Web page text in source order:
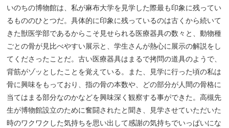
いのちの博物館は、私が麻布大学を見学した際最も印象に残ってい
るもののひとつだ。具体的に印象に残っているのは古くから続いて
きた獣医学部であるからこそ見せられる医療器具の数々と、動物種
ごとの骨が見比べやすい展示と、学生さんが熱心に展示の解説をし
てくださったことだ。古い医療器具はまるで拷問の道具のようで、
背筋がゾッとしたことを覚えている。また、見学に行った頃の私は
骨に興味をもっており、指の骨の本数や、どの部分が人間の骨格に
当てはまる部分なのかなどを興味深く観察する事ができた。高槻先
生が博物館設立のために奮闘されたと聞き、見学させていただいた
時のワクワクした気持ちを思い出して感謝の気持ちでいっぱいにな